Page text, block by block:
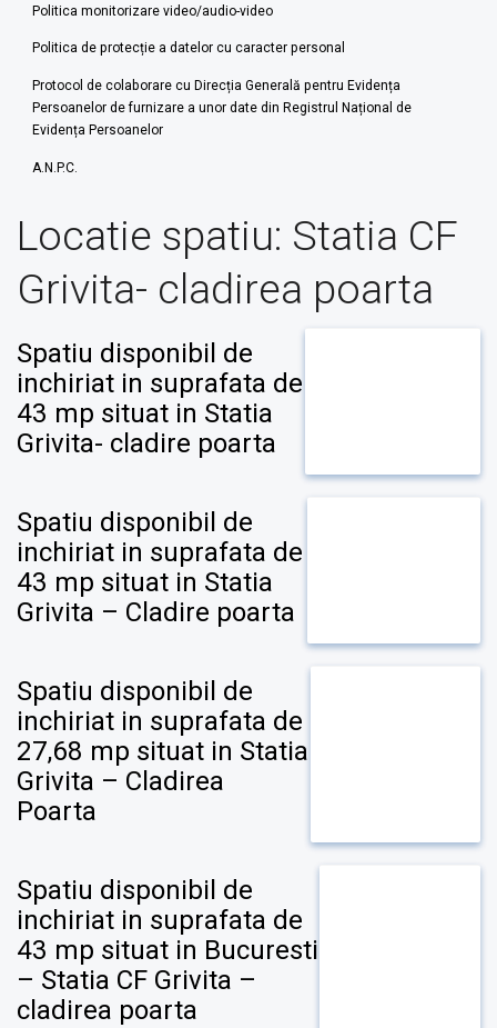
Politica monitorizare video/audio-video
Politica de protecție a datelor cu caracter personal
Protocol de colaborare cu Direcția Generală pentru Evidența
Persoanelor de furnizare a unor date din Registrul Național de
Evidența Persoanelor
A.N.P.C.
Locatie spatiu: Statia CF
Grivita- cladirea poarta
Spatiu disponibil de
inchiriat in suprafata de
43 mp situat in Statia
Grivita- cladire poarta
Spatiu disponibil de
inchiriat in suprafata de
43 mp situat in Statia
Grivita – Cladire poarta
Spatiu disponibil de
inchiriat in suprafata de
27,68 mp situat in Statia
Grivita – Cladirea
Poarta
Spatiu disponibil de
inchiriat in suprafata de
43 mp situat in Bucuresti
– Statia CF Grivita –
cladirea poarta